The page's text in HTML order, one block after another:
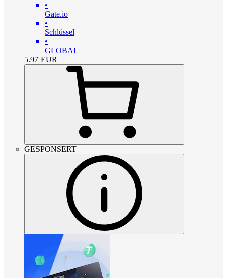
•
Gate.io
•
Schlüssel
•
GLOBAL
5.97 EUR
GESPONSERT